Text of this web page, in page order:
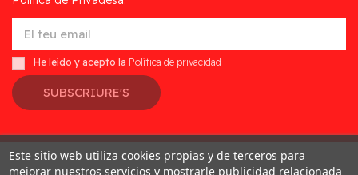
He leído y acepto la Política de privacidad
SUBSCRIURE'S
Desarrollado porAddis
Este sitio web utiliza cookies propias y de terceros para
mejorar nuestros servicios y mostrarle publicidad relacionada